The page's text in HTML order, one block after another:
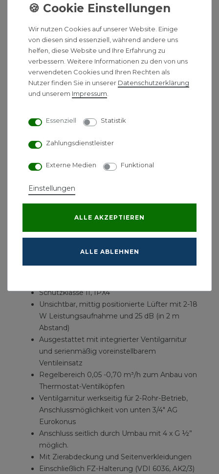
werkseitig montierter Netzschalter gibt dem
Benutzer die Flexibilität, die Ventilatoren
abzuschalten, zum Beispiel während der
Sommermonate oder nachts in Schlafräumen.
Produktbeschreibung:
Ventil 6-Muffen-Profilheizkörper mit
ohne rückseitige Laschen und somit drehbar
Fertiglackierter, mit Epoxydharzpulver
beschichteter Heizkörper aus Stahlblech nach
EN 10130
Blechdicke gemäß Anforderungen der EN
zur Anwendung in
pulverbeschichtet nach DIN 55 900.
Wärmeleistung gemäß EN 16430 und bei
Schutzklasse II, IPX4
Unsichtbar, mittig positionierte Lüfter mit 2-18
W Leistungsaufnahme und 25 dB (in 2 m
Abstand)
Ausgestattet mit integrierter Ventilgarnitur
und serienmäßig voreinstellbarem
Ventileinsatz
Regelbereich 0,05 -0,70 m³/h zum Anbau von
Thermostat-Ventilköpfen
Ventilgarnitur werkseitig für 2-Rohr-Betrieb,
Anschlussmöglichkeit von unten 3/4" AG
Eurokonus
Anschluss seitlich durch Umbau mit 4 x G ½”
möglich.
Mit Zierabdeckung und Seitenverkleidungen
Einschließlich FZ-Halterung (VDI 6036, AK2/3)
Wir nutzen Cookies auf unserer Website. Einige
von diesen sind essenziell, während andere uns
helfen, diese Website und Ihre Erfahrung zu
verbessern. Weitere Informationen zu den von uns
verwendeten Cookies und Ihren Rechten als
Nutzer finden Sie in unserer Daten­schutz­erklärung
und unserem Impressum
Essenziell Statistik
Zahlungsdienstleister
Externe Medien Funktional
Einstellungen
ALLE AKZEPTIEREN
ALLE ABLEHNEN